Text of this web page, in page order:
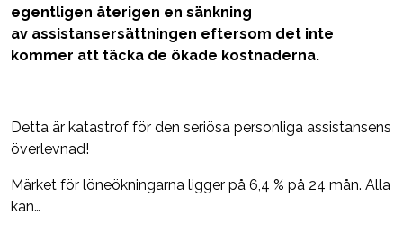
egentligen återigen en sänkning
av assistansersättningen eftersom det inte
kommer att täcka de ökade kostnaderna.
Detta är katastrof för den seriösa personliga assistansens
överlevnad!
Märket för löneökningarna ligger på 6,4 % på 24 mån. Alla
kan…